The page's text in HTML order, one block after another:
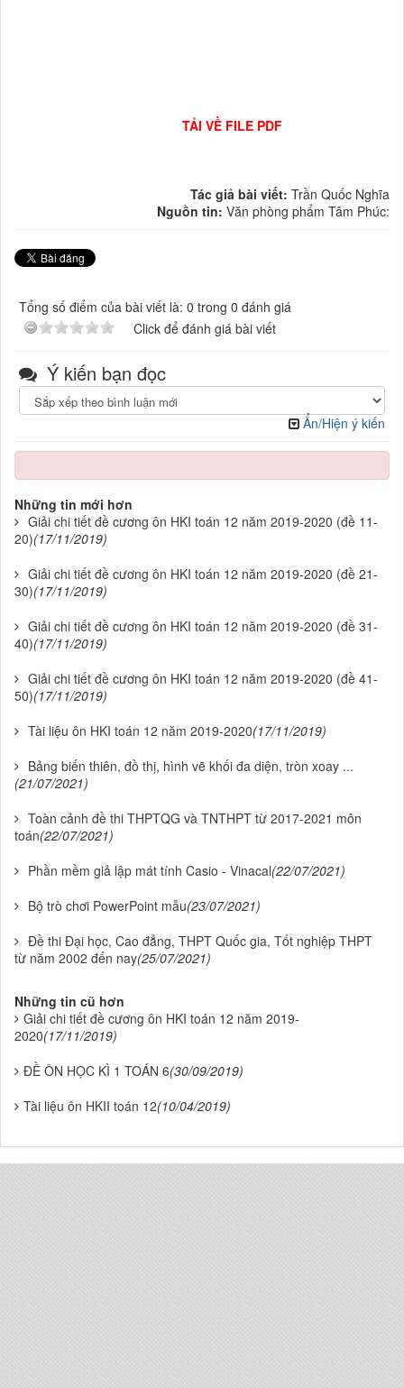
TẢI VỀ FILE PDF
Tác giả bài viết: Trần Quốc Nghĩa
Nguồn tin: Văn phòng phẩm Tâm Phúc:
Tổng số điểm của bài viết là: 0 trong 0 đánh giá
Click để đánh giá bài viết
Ý kiến bạn đọc
Ẩn/Hiện ý kiến
Những tin mới hơn
Giải chi tiết đề cương ôn HKI toán 12 năm 2019-2020 (đề 11-
20)(17/11/2019)
Giải chi tiết đề cương ôn HKI toán 12 năm 2019-2020 (đề 21-
30)(17/11/2019)
Giải chi tiết đề cương ôn HKI toán 12 năm 2019-2020 (đề 31-
40)(17/11/2019)
Giải chi tiết đề cương ôn HKI toán 12 năm 2019-2020 (đề 41-
50)(17/11/2019)
Tài liệu ôn HKI toán 12 năm 2019-2020(17/11/2019)
Bảng biến thiên, đồ thị, hình vẽ khối đa diện, tròn xoay ...
(21/07/2021)
Toàn cảnh đề thi THPTQG và TNTHPT từ 2017-2021 môn
toán(22/07/2021)
Phần mềm giả lập mát tính Casio - Vinacal(22/07/2021)
Bộ trò chơi PowerPoint mẫu(23/07/2021)
Đề thi Đại học, Cao đẳng, THPT Quốc gia, Tốt nghiệp THPT
từ năm 2002 đến nay(25/07/2021)
Những tin cũ hơn
Giải chi tiết đề cương ôn HKI toán 12 năm 2019-
2020(17/11/2019)
ĐỀ ÔN HỌC KÌ 1 TOÁN 6(30/09/2019)
Tài liệu ôn HKII toán 12(10/04/2019)